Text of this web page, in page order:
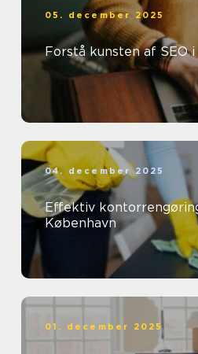
05. december 2025
Forstå kunsten af SEO i
04. december 2025
Effektiv
København
01. december 2025